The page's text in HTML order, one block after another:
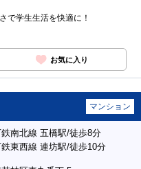
で学生生活を快適に！
お気に入り
マンション
南北線 五橋駅/徒歩8分
東西線 連坊駅/徒歩10分